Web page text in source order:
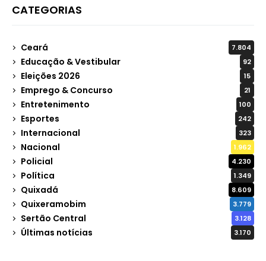
CATEGORIAS
Ceará 7.804
Educação & Vestibular 92
Eleições 2026 15
Emprego & Concurso 21
Entretenimento 100
Esportes 242
Internacional 323
Nacional 1.962
Policial 4.230
Política 1.349
Quixadá 8.609
Quixeramobim 3.779
Sertão Central 3.128
Últimas notícias 3.170